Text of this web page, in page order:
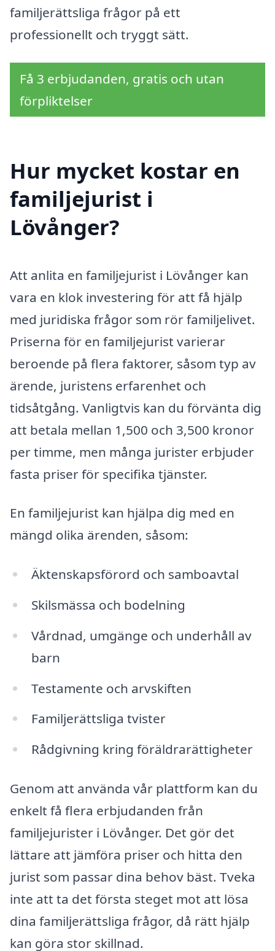
familjerättsliga frågor på ett
professionellt och tryggt sätt.
Få 3 erbjudanden, gratis och utan
förpliktelser
Hur mycket kostar en
familjejurist i
Lövånger?
Att anlita en familjejurist i Lövånger kan
vara en klok investering för att få hjälp
med juridiska frågor som rör familjelivet.
Priserna för en familjejurist varierar
beroende på flera faktorer, såsom typ av
ärende, juristens erfarenhet och
tidsåtgång. Vanligtvis kan du förvänta dig
att betala mellan 1,500 och 3,500 kronor
per timme, men många jurister erbjuder
fasta priser för specifika tjänster.
En familjejurist kan hjälpa dig med en
mängd olika ärenden, såsom:
Äktenskapsförord och samboavtal
Skilsmässa och bodelning
Vårdnad, umgänge och underhåll av
barn
Testamente och arvskiften
Familjerättsliga tvister
Rådgivning kring föräldrarättigheter
Genom att använda vår plattform kan du
enkelt få flera erbjudanden från
familjejurister i Lövånger. Det gör det
lättare att jämföra priser och hitta den
jurist som passar dina behov bäst. Tveka
inte att ta det första steget mot att lösa
dina familjerättsliga frågor, då rätt hjälp
kan göra stor skillnad.